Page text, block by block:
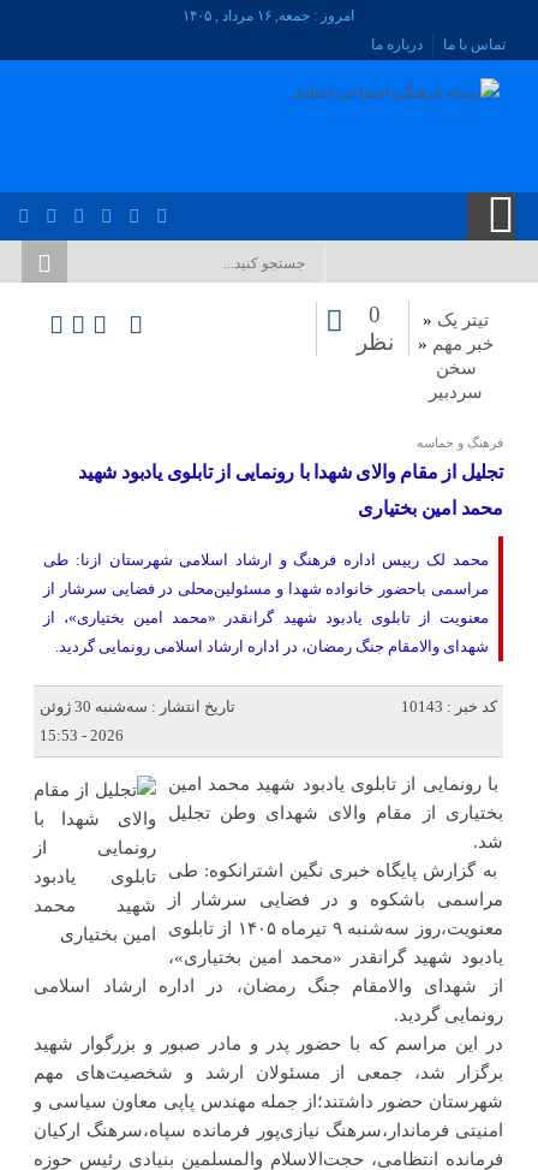
امروز : جمعه, ۱۶ مرداد , ۱۴۰۵
تماس با ما
درباره ما
تیتر یک «
خبر مهم «
سخن
سردبیر
0
نظر
فرهنگ و حماسه
تجلیل از مقام والای شهدا با رونمایی از تابلوی یادبود شهید
محمد امین بختیاری
محمد لک رییس اداره فرهنگ و ارشاد اسلامی شهرستان ازنا: طی
مراسمی باحضور خانواده شهدا و مسئولین‌محلی در فضایی سرشار از
معنویت از تابلوی یادبود شهید گرانقدر «محمد امین بختیاری»، از
شهدای والامقام جنگ رمضان، در اداره ارشاد اسلامی رونمایی گردید.
کد خبر : 10143
تاریخ انتشار : سه‌شنبه 30 ژوئن
2026 - 15:53
با رونمایی از تابلوی یادبود شهید محمد امین
بختیاری از مقام والای شهدای وطن تجلیل
شد.
‌ به گزارش پایگاه خبری نگین اشترانکوه: طی
مراسمی باشکوه و در فضایی سرشار از
معنویت،روز سه‌شنبه ۹ تیرماه ۱۴۰۵ از تابلوی
یادبود شهید گرانقدر «محمد امین بختیاری»،
از شهدای والامقام جنگ رمضان، در اداره ارشاد اسلامی
رونمایی گردید.
‌در این مراسم که با حضور پدر و مادر صبور و بزرگوار شهید
برگزار شد، جمعی از مسئولان ارشد و شخصیت‌های مهم
شهرستان حضور داشتند؛از جمله مهندس پاپی معاون سیاسی و
امنیتی فرماندار،سرهنگ نیازی‌پور فرمانده سپاه،سرهنگ ارکیان
فرمانده انتظامی، حجت‌الاسلام والمسلمین بنیادی رئیس حوزه